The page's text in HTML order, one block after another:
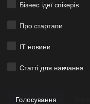
Бізнес ідеї спікерів
Про стартапи
ІТ новини
Статті для навчання
Голосування